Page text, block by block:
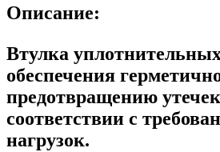
Описание:
Втулка
обеспечения
предотвращению
соответствии с
нагрузок.